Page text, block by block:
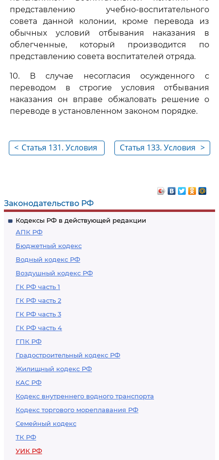
Законодательство РФ
Кодексы РФ в действующей редакции
АПК РФ
Бюджетный кодекс
Водный кодекс РФ
Воздушный кодекс РФ
ГК РФ часть 1
ГК РФ часть 2
ГК РФ часть 3
ГК РФ часть 4
ГПК РФ
Градостроительный кодекс РФ
Жилищный кодекс РФ
КАС РФ
Кодекс внутреннего водного транспорта
Кодекс торгового мореплавания РФ
Семейный кодекс
ТК РФ
УИК РФ
представлению учебно-воспитательного
совета данной колонии, кроме перевода из
обычных условий отбывания наказания в
облегченные, который производится по
представлению совета воспитателей отряда.
10. В случае несогласия осужденного с
переводом в строгие условия отбывания
наказания он вправе обжаловать решение о
переводе в установленном законом порядке.
< Статья 131. Условия
>
Статья 133. Условия
воспитательных